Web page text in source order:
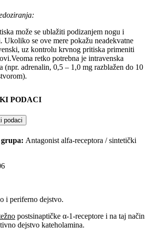
može se ublažiti podizanjem nogu i
Ukoliko se ove mere pokažu neadekvatne
uz kontrolu krvnog pritiska primeniti
retko potrebna je intravenska
(npr. adrenalin, 0,5 – 1,0 mg razblažen do 10
PODACI
podaci
Antagonist alfa-receptora / sintetički
i periferno dejstvo.
postsinaptičke α-1-receptore i na taj način
dejstvo kateholamina.